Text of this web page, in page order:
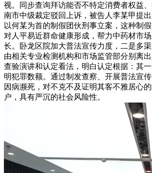
视。同步查询拜访能否不特定消费者权益
南市中级裁定驳回上诉，被告人李某甲提
以何某为首的制假团伙刑事立案，这种制
对人平易近群命健康形成，帮力中药材市
长。卧龙区院加大普法宣传力度，二是多渠
由相关专业检测机构和市场监管部分别离出
查验演讲和认定看法，明白认定根据：其
明犯罪数额。通过制发查察、开展普法宣
因病濒死，对不克不及证明其客不雅居心
户，具有严沉的社会风险性。